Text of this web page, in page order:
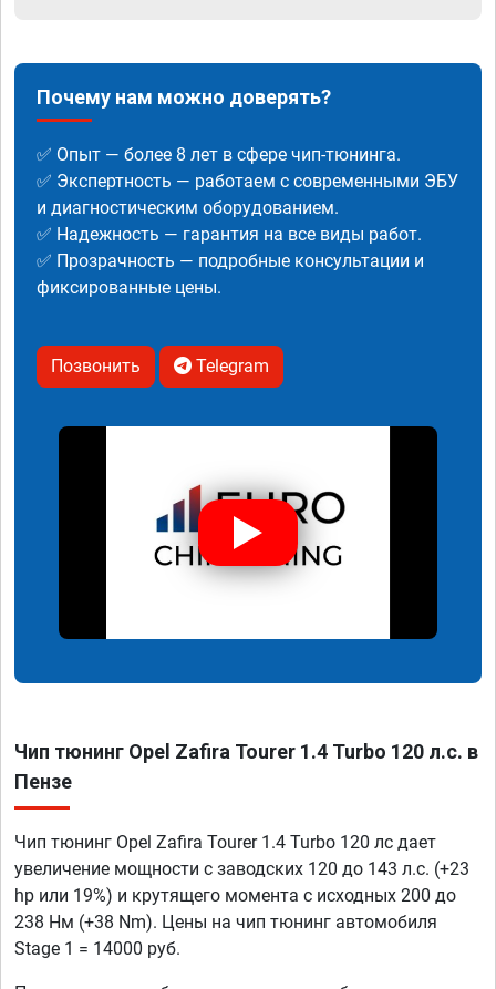
Почему нам можно доверять?
✅ Опыт — более 8 лет в сфере чип-тюнинга.
✅ Экспертность — работаем с современными ЭБУ
и диагностическим оборудованием.
✅ Надежность — гарантия на все виды работ.
✅ Прозрачность — подробные консультации и
фиксированные цены.
Позвонить Telegram
Чип тюнинг Opel Zafira Tourer 1.4 Turbo 120 л.с. в
Пензе
Чип тюнинг Opel Zafira Tourer 1.4 Turbo 120 лс дает
увеличение мощности с заводских 120 до 143 л.с. (+23
hp или 19%) и крутящего момента с исходных 200 до
238 Нм (+38 Nm). Цены на чип тюнинг автомобиля
Stage 1 = 14000 руб.